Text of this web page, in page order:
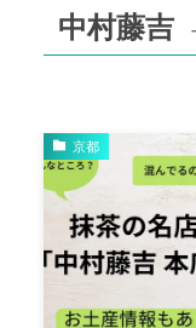
中村藤吉
京都